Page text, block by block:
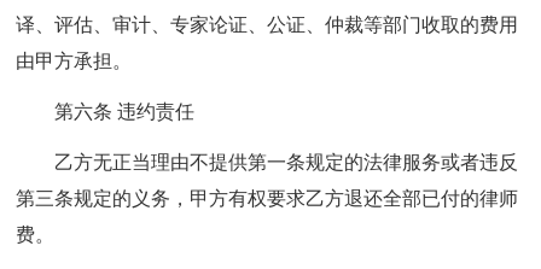
译、评估、审计、专家论证、公证、仲裁等部门收取的费用
由甲方承担。
第六条 违约责任
乙方无正当理由不提供第一条规定的法律服务或者违反
第三条规定的义务，甲方有权要求乙方退还全部已付的律师
费。